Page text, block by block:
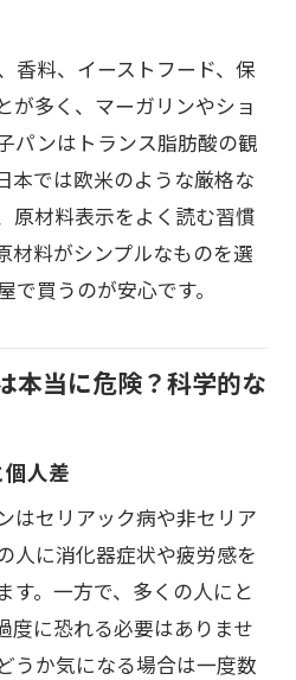
香料、イーストフード、保
が多く、マーガリンやショ
パンはトランス脂肪酸の観
本では欧米のような厳格な
原材料表示をよく読む習慣
材料がシンプルなものを選
で買うのが安心です。
本当に危険？科学的な
個人差
はセリアック病や非セリア
人に消化器症状や疲労感を
す。一方で、多くの人にと
度に恐れる必要はありませ
うか気になる場合は一度数